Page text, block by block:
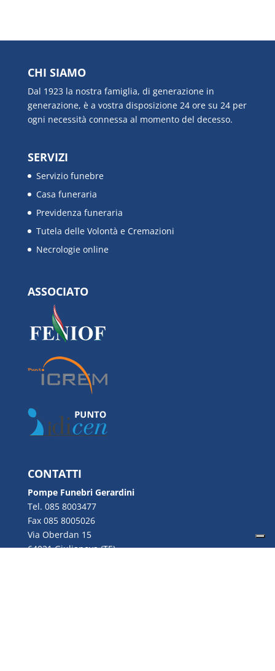
CHI SIAMO
Dal 1923 la nostra famiglia, di generazione in
generazione, è a vostra disposizione 24 ore su 24 per
ogni necessità connessa al momento del decesso.
SERVIZI
Servizio funebre
Casa funeraria
Previdenza funeraria
Tutela delle Volontà e Cremazioni
Necrologie online
ASSOCIATO
CONTATTI
Pompe Funebri Gerardini
Tel. 085 8003477
Fax 085 8005026
Via Oberdan 15
64021 Giulianova (TE)